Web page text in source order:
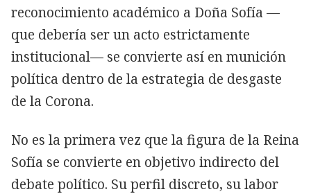
reconocimiento académico a Doña Sofía —
que debería ser un acto estrictamente
institucional— se convierte así en munición
política dentro de la estrategia de desgaste
de la Corona.
No es la primera vez que la figura de la Reina
Sofía se convierte en objetivo indirecto del
debate político. Su perfil discreto, su labor